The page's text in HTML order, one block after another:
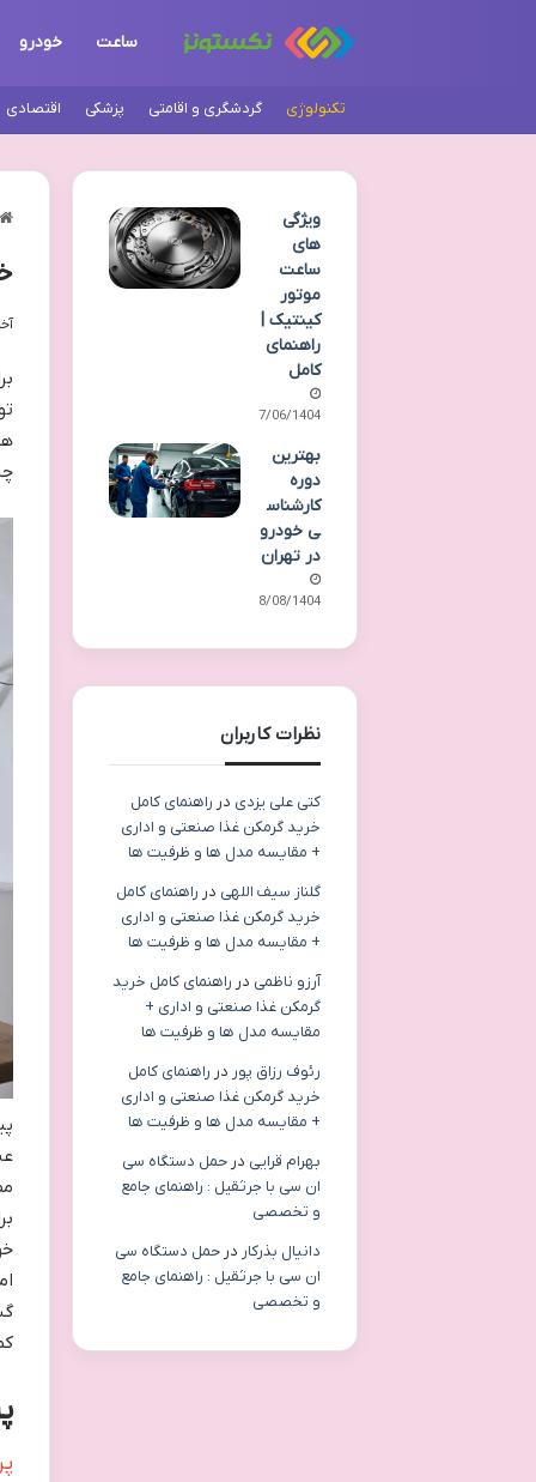
ساعت خودرو
تکنولوژی گردشگری و اقامتی پزشکی اقتصادی
ویژگی
های
ساعت
موتور
کینتیک |
راهنمای
کامل
27/06/1404
بهترین
دوره
کارشناس
ی خودرو
در تهران
18/08/1404
نظرات کاربران
کتی علی یزدی در راهنمای کامل
خرید گرمکن غذا صنعتی و اداری
+ مقایسه مدل ها و ظرفیت ها
گلناز سیف اللهی در راهنمای کامل
خرید گرمکن غذا صنعتی و اداری
+ مقایسه مدل ها و ظرفیت ها
آرزو ناظمی در راهنمای کامل خرید
گرمکن غذا صنعتی و اداری +
مقایسه مدل ها و ظرفیت ها
رئوف رزاق پور در راهنمای کامل
خرید گرمکن غذا صنعتی و اداری
+ مقایسه مدل ها و ظرفیت ها
بهرام قرایی درحمل دستگاه سی
ان سی با جرثقیل : راهنمای جامع
و تخصصی
دانیال بذرکار درحمل دستگاه سی
ان سی با جرثقیل : راهنمای جامع
و تخصصی